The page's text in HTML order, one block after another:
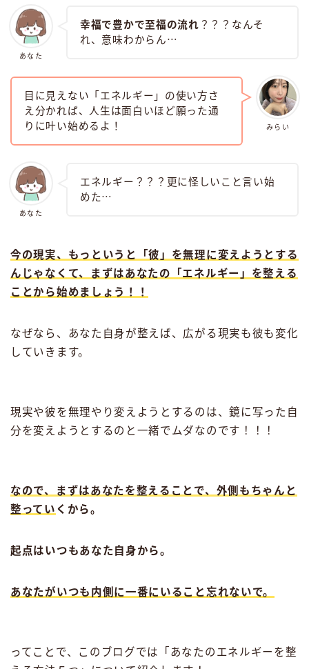
あなた
幸福で豊かで至福の流れ ？？？なんそ
れ、意味わからん⋯
みらい
目に見えない「エネルギー」の使い方さ
え分かれば、人生は面白いほど願った通
りに叶い始めるよ！
あなた
エネルギー？？？更に怪しいこと言い始
めた⋯
今の現実、もっというと「彼」を無理に変えようとする
んじゃなくて、まずはあなたの「エネルギー」を整える
ことから始めましょう！！
なぜなら、あなた自身が整えば、広がる現実も彼も変化
していきます。
現実や彼を無理やり変えようとするのは、鏡に写った自
分を変えようとするのと一緒でムダなのです！！！
なので、まずはあなたを整えることで、外側もちゃんと
整ってい くから。
起点はいつもあなた自身から。
あなたがいつも内側に一番にいること忘れないで。
ってことで、このブログでは「あなたのエネルギーを整